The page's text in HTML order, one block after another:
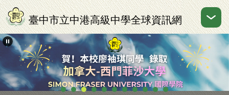
跳
到
主
要
區
臺中市立中港高級中學全球資訊網